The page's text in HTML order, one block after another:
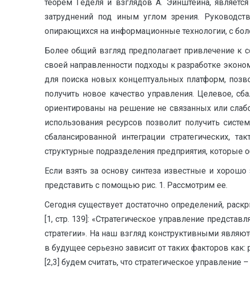
теорем Геделя и взглядов А. Эйнштейна,
затруднений под иным углом зрения.
опирающихся на информационные технологии, с
Более общий взгляд предполагает привлечение
своей направленности подходы к разработке
для поиска новых концептуальных платформ,
получить новое качество управления. Целевое,
ориентированы на решение не связанных или
использования ресурсов позволит получить
сбалансированной интеграции стратегических,
структурные подразделения предприятия, которые
Если взять за основу синтеза известные и
представить с помощью рис. 1. Рассмотрим ее.
Сегодня существует достаточно определений,
[1, стр. 139]: «Стратегическое управление
стратегии». На наш взгляд конструктивными
в будущее серьезно зависит от таких факторов
[2,3] будем считать, что стратегическое